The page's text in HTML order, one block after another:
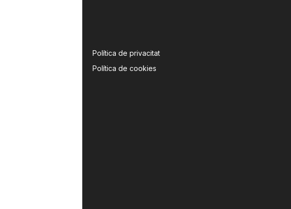
Política de privacitat
Política de cookies